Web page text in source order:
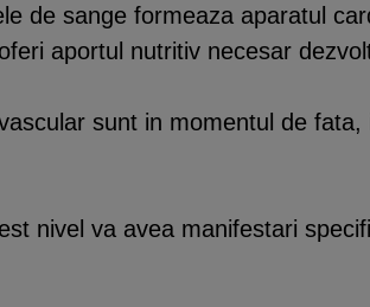
de sange formeaza aparatul
aportul nutritiv necesar
sunt in momentul de
nivel va avea manifestari